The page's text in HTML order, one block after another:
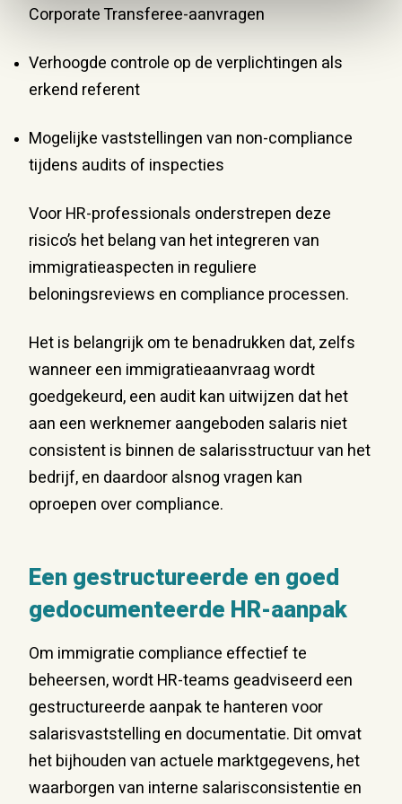
Corporate Transferee-aanvragen
Verhoogde controle op de verplichtingen als
erkend referent
Mogelijke vaststellingen van non-compliance
tijdens audits of inspecties
Voor HR-professionals onderstrepen deze
risico’s het belang van het integreren van
immigratieaspecten in reguliere
beloningsreviews en compliance processen.
Het is belangrijk om te benadrukken dat, zelfs
wanneer een immigratieaanvraag wordt
goedgekeurd, een audit kan uitwijzen dat het
aan een werknemer aangeboden salaris niet
consistent is binnen de salarisstructuur van het
bedrijf, en daardoor alsnog vragen kan
oproepen over compliance.
Een gestructureerde en goed
gedocumenteerde HR-aanpak
Om immigratie compliance effectief te
beheersen, wordt HR-teams geadviseerd een
gestructureerde aanpak te hanteren voor
salarisvaststelling en documentatie. Dit omvat
het bijhouden van actuele marktgegevens, het
waarborgen van interne salarisconsistentie en